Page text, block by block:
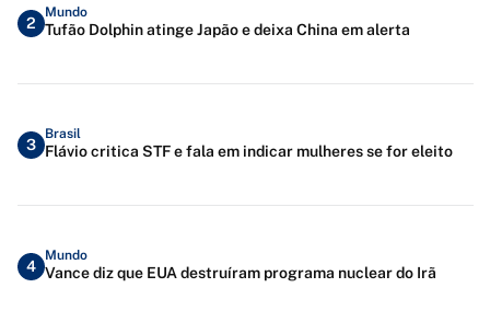
2
Mundo
Tufão Dolphin atinge Japão e deixa China em alerta
3
Brasil
Flávio critica STF e fala em indicar mulheres se for eleito
4
Mundo
Vance diz que EUA destruíram programa nuclear do Irã